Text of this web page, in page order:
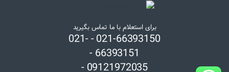
برای استعلام با ما تماس بگیرید
021-66393150 - 021-
66393151 -
09121972035 -